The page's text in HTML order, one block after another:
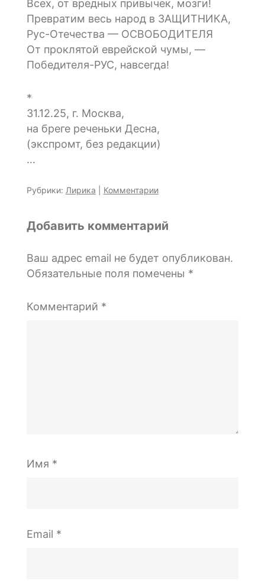
Всех, от вредных привычек, мозги!
Превратим весь народ в ЗАЩИТНИКА,
Рус-Отечества — ОСВОБОДИТЕЛЯ
От проклятой еврейской чумы, —
Победителя-РУС, навсегда!
*
31.12.25, г. Москва,
на бреге реченьки Десна,
(экспромт, без редакции)
…
Рубрики: Лирика Комментарии
Добавить комментарий
Ваш адрес email не будет опубликован.
Обязательные поля помечены *
Комментарий *
Имя *
Email *